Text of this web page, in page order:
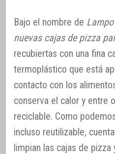
Bajo el nombre de Lampo
nuevas cajas de pizza
recubiertas con una fina
termoplástico que está
contacto con los
conserva el calor y entre
reciclable. Como
incluso reutilizable,
limpian las cajas de pizza